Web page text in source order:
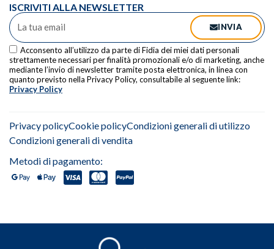
ISCRIVITI ALLA NEWSLETTER
Acconsento all’utilizzo da parte di Fidia dei miei dati personali
strettamente necessari per finalità promozionali e/o di marketing, anche
mediante l’invio di newsletter tramite posta elettronica, in linea con
quanto previsto nella Privacy Policy, consultabile al seguente link:
Privacy Policy
INVIA
Privacy policyCookie policyCondizioni generali di utilizzo
Condizioni generali di vendita
Metodi di pagamento: